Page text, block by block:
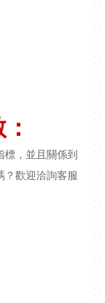
標，並且關係到
？歡迎洽詢客服